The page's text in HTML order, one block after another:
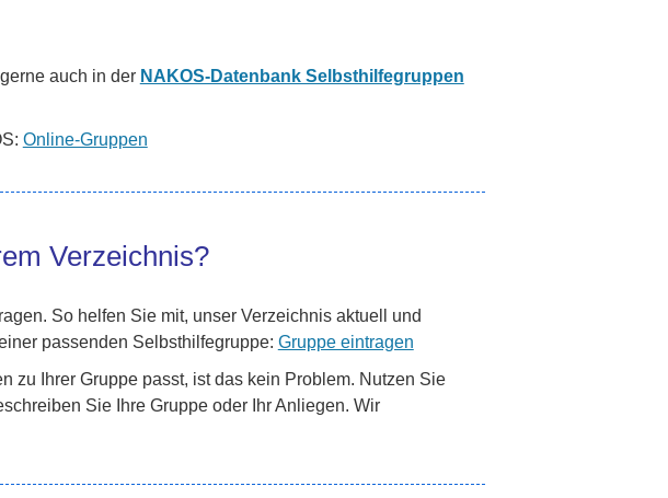
auch in der NAKOS-Datenbank Selbsthilfegruppen
Online-Gruppen
Verzeichnis?
So helfen Sie mit, unser Verzeichnis aktuell und
passenden Selbsthilfegruppe: Gruppe eintragen
zu Ihrer Gruppe passt, ist das kein Problem. Nutzen Sie
Sie Ihre Gruppe oder Ihr Anliegen. Wir